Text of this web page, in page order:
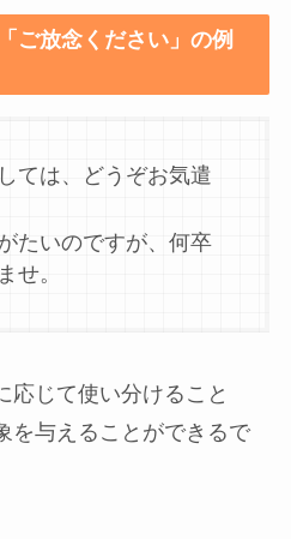
ご放念ください」の例
ては、どうぞお気遣
たいのですが、何卒
せ。
応じて使い分けること
を与えることができるで